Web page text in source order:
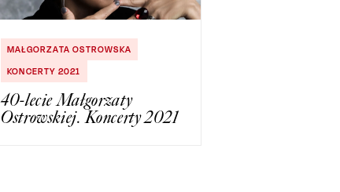
MAŁGORZATA OSTROWSKA
KONCERTY 2021
40-lecie Małgorzaty
Ostrowskiej. Koncerty 2021